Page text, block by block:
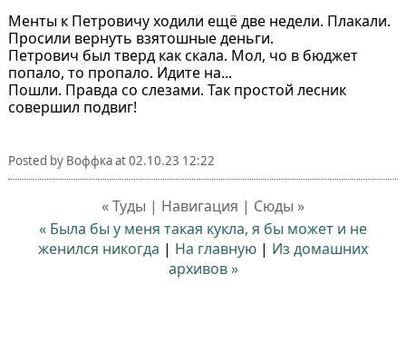
Менты к Петровичу ходили ещё две недели. Плакали.
Просили вернуть взятошные деньги.
Петрович был тверд как скала. Мол, чо в бюджет
попало, то пропало. Идите на...
Пошли. Правда со слезами. Так простой лесник
совершил подвиг!
Posted by Воффкаat02.10.23 12:22
« Туды | Навигация | Сюды »
« Была бы у меня такая кукла, я бы может и не
женился никогда | На главную | Из домашних
архивов »